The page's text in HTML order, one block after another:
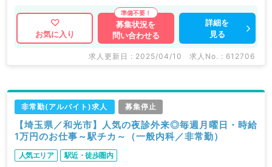
お気に入り
募集状況を
問い合わせる
詳細を
見る
求人更新日 : 2025/04/10 求人No. : 612706
非常勤(アルバイト)求人 募集停止
【埼玉県／和光市】人気の夜診外来◎毎週月曜日・時給
1万円のお仕事～駅チカ～（一般内科／非常勤）
人気エリア 駅近・徒歩圏内